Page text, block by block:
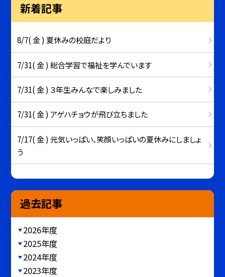
新着記事
8/7( 金 ) 夏休みの校庭だより
7/31( 金 ) 総合学習で福祉を学んでいます
7/31( 金 ) ３年生みんなで楽しみました
7/31( 金 ) アゲハチョウが飛び立ちました
7/17( 金 ) 元気いっぱい、笑顔いっぱいの夏休みにしましょ
う
過去記事
2026年度
2025年度
2024年度
2023年度